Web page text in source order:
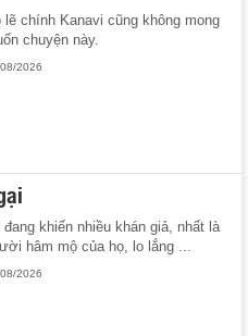
lẽ chính Kanavi cũng không mong
chuyện này.
2026
đang khiến nhiều khán giả, nhất là
hâm mộ của họ, lo lắng ...
2026